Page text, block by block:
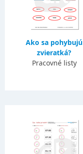
Ako sa pohybujú
zvieratká?
Pracovné listy